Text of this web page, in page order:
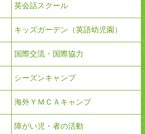
英会話スクール
キッズガーデン（英語幼児園）
国際交流・国際協力
シーズンキャンプ
海外ＹＭＣＡキャンプ
障がい児・者の活動